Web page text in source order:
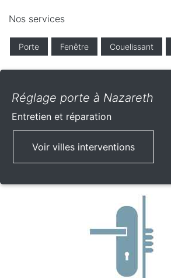
Nos services
Porte Fenêtre Couelissant
Réglage porte à Nazareth
Entretien et réparation
Voir villes interventions